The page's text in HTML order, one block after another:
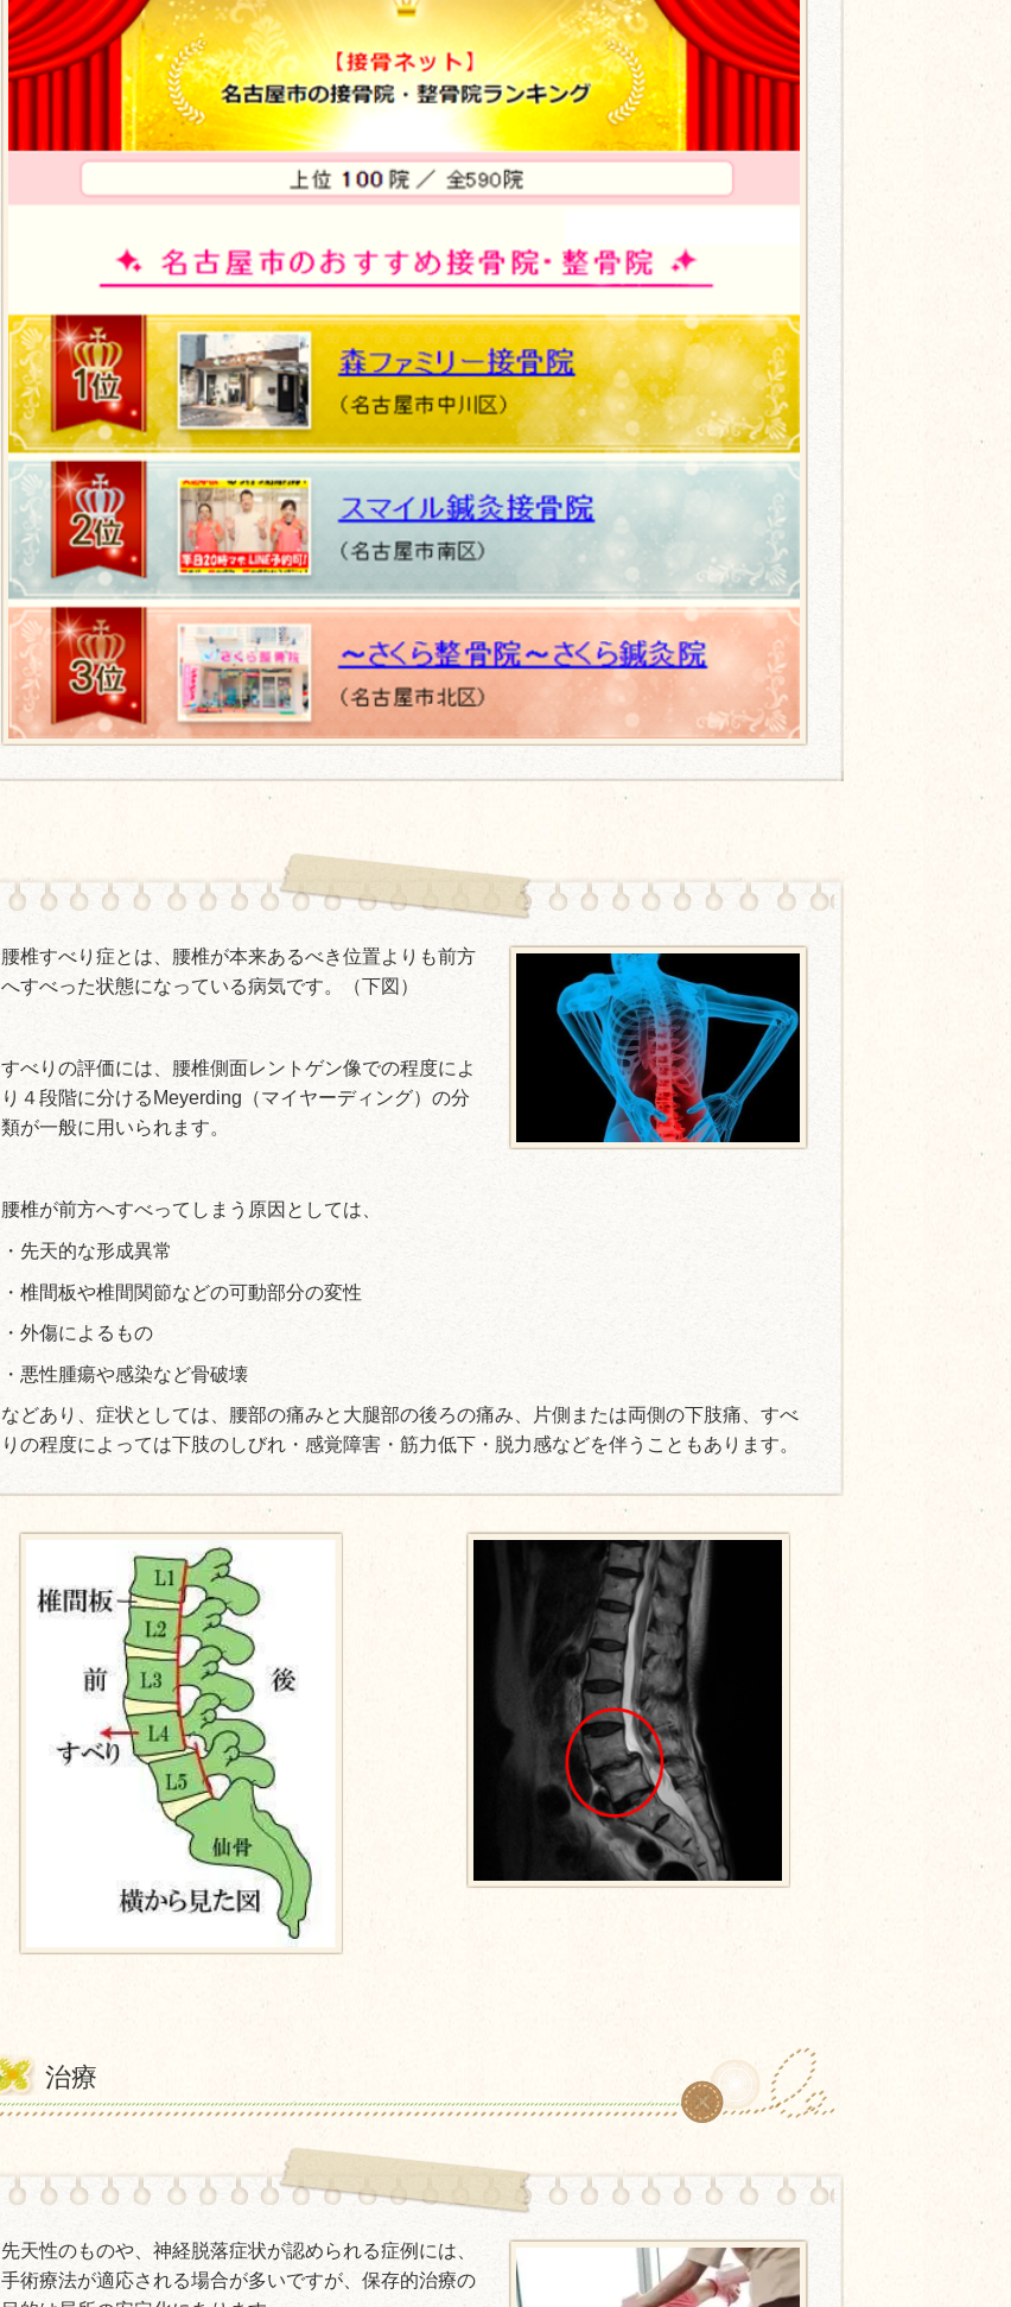
腰椎すべり症とは、腰椎が本来あるべき位置よりも前方
へすべった状態になっている病気です。（下図）
すべりの評価には、腰椎側面レントゲン像での程度によ
り４段階に分けるMeyerding（マイヤーディング）の分
類が一般に用いられます。
腰椎が前方へすべってしまう原因としては、
・先天的な形成異常
・椎間板や椎間関節などの可動部分の変性
・外傷によるもの
・悪性腫瘍や感染など骨破壊
などあり、症状としては、腰部の痛みと大腿部の後ろの痛み、片側または両側の下肢痛、すべ
りの程度によっては下肢のしびれ・感覚障害・筋力低下・脱力感などを伴うこともあります。
治療
先天性のものや、神経脱落症状が認められる症例には、
手術療法が適応される場合が多いですが、保存的治療の